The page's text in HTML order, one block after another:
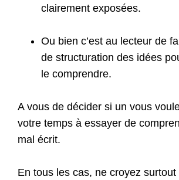
clairement exposées.
Ou bien c’est au lecteur de
de structuration des idées
le comprendre.
A vous de décider si un vous
votre temps à essayer de
mal écrit.
En tous les cas, ne croyez surtout